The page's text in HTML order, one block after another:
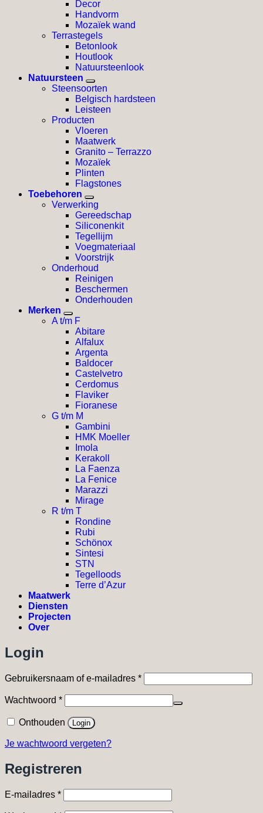
Decor
Handvorm
Mozaïek wand
Terrastegels
Betonlook
Houtlook
Natuursteenlook
Natuursteen
Steensoorten
Belgisch hardsteen
Leisteen
Producten
Vloeren
Maatwerk
Granito – Terrazzo
Mozaïek
Plinten
Flagstones
Toebehoren
Verwerking
Gereedschap
Siliconenkit
Tegellijm
Voegmateriaal
Voorstrijk
Onderhoud
Reinigen
Beschermen
Onderhouden
Merken
A t/m F
Abitare
Alfalux
Argenta
Baldocer
Castelvetro
Cerdomus
Flaviker
Fioranese
G t/m M
Gambini
HMK Moeller
Imola
Kerakoll
La Faenza
La Fenice
Marazzi
Mirage
R t/m T
Rondine
Rubi
Schönox
Sintesi
STN
Tegelloods
Terre d’Azur
Maatwerk
Diensten
Projecten
Over
Login
Gebruikersnaam of e-mailadres *Vereist
Wachtwoord *Vereist
Onthouden Login
Je wachtwoord vergeten?
Registreren
E-mailadres *Vereist